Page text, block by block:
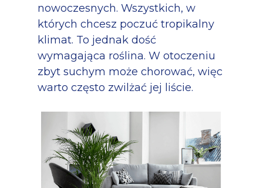
nowoczesnych. Wszystkich, w
których chcesz poczuć tropikalny
klimat. To jednak dość
wymagająca roślina. W otoczeniu
zbyt suchym może chorować, więc
warto często zwilżać jej liście.